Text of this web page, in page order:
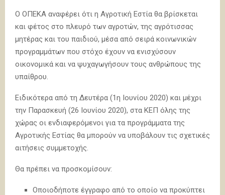
Ο ΟΠΕΚΑ αναφέρει ότι η Αγροτική Εστία θα βρίσκεται
και φέτος στο πλευρό των αγροτών, της αγρότισσας
μητέρας και του παιδιού, μέσα από σειρά κοινωνικών
προγραμμάτων που στόχο έχουν να ενισχύσουν
οικονομικά και να ψυχαγωγήσουν τους ανθρώπους της
υπαίθρου.
Ειδικότερα από τη Δευτέρα (1η Ιουνίου 2020) και μέχρι
την Παρασκευή (26 Ιουνίου 2020), στα ΚΕΠ όλης της
χώρας οι ενδιαφερόμενοι για τα προγράμματα της
Αγροτικής Εστίας θα μπορούν να υποβάλουν τις σχετικές
αιτήσεις συμμετοχής.
Θα πρέπει να προσκομίσουν:
Οποιοδήποτε έγγραφο από το οποίο να προκύπτει